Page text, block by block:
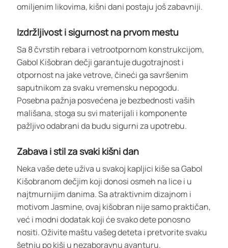
omiljenim likovima, kišni dani postaju još zabavniji.
Izdržljivost i sigurnost na prvom mestu
Sa 8 čvrstih rebara i vetrootpornom konstrukcijom,
Gabol Kišobran dečji garantuje dugotrajnost i
otpornost na jake vetrove, čineći ga savršenim
saputnikom za svaku vremensku nepogodu.
Posebna pažnja posvećena je bezbednosti vaših
mališana, stoga su svi materijali i komponente
pažljivo odabrani da budu sigurni za upotrebu.
Zabava i stil za svaki kišni dan
Neka vaše dete uživa u svakoj kapljici kiše sa Gabol
Kišobranom dečjim koji donosi osmeh na lice i u
najtmurnijim danima. Sa atraktivnim dizajnom i
motivom Jasmine, ovaj kišobran nije samo praktičan,
već i modni dodatak koji će svako dete ponosno
nositi. Oživite maštu vašeg deteta i pretvorite svaku
šetnju po kiši u nezaboravnu avanturu.